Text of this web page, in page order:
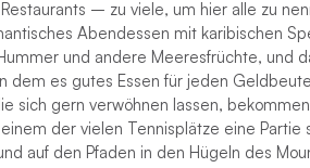
– zu viele, um hier alle zu
Abendessen mit karibischen
und andere Meeresfrüchte, und
dem es gutes Essen für jeden
sich gern verwöhnen lassen, bekommen
der vielen Tennisplätze eine Partie
auf den Pfaden in den Hügeln des